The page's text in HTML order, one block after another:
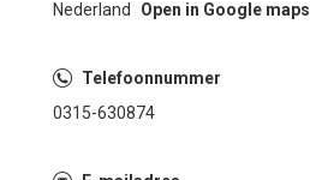
Nederland
Open in Google maps
Telefoonnummer
0315-630874